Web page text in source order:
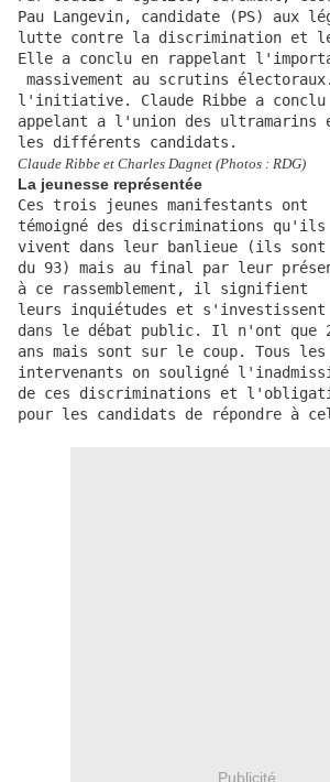
Pau Langevin, candidate (PS)
lutte contre la discrimination et
Elle a conclu en rappelant
massivement au scrutins
l'initiative.
Claude Ribbe a
appelant a l'union des
les différents candidats.
Claude Ribbe et Charles Dagnet (Photos : RDG)
La jeunesse représentée
Ces trois jeunes manifestants ont
témoigné des discriminations qu'ils
vivent dans leur banlieue (ils sont
du 93) mais au final par leur
à ce rassemblement, il signifient
leurs inquiétudes et s'investissent
dans le débat public. Il n'ont que
ans mais sont sur le coup. Tous les
intervenants on souligné
de ces discriminations et
pour les candidats de répondre à
Publicité